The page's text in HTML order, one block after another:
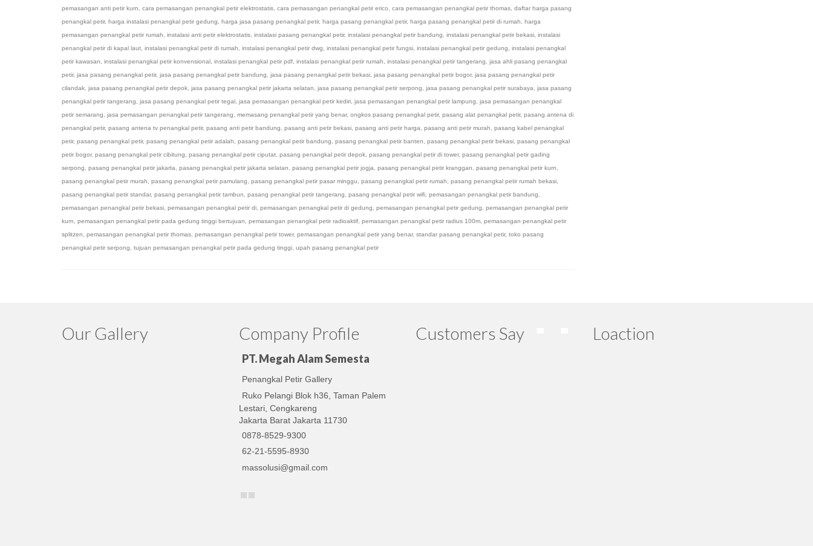
pemasangan anti petir kurn
cara pemasangan penangkal petir elektrostatis cara pemasangan penangkal petir erico cara pemasangan penangkal petir thomas daftar harga pasang
penangkal petir, harga instalasi penangkal petir gedung harga jasa pasang penangkal petir, harga pasang penangkal petir, harga pasang penangkal petir di rumah
harga
pemasangan penangkal petir rumah
instalasi anti petir elektrostatis instalasi pasang penangkal petir, instalasi penangkal petir bandung instalasi penangkal petir bekasi instalasi
penangkal petir di kapal laut instalasi penangkal petir di rumah instalasi penangkal petir dwg instalasi penangkal petir fungsi instalasi penangkal petir gedung
instalasi penangkal
petir kawasan
instalasi penangkal petir konvensional instalasi penangkal petir pdf instalasi penangkal petir rumah instalasi penangkal petir tangerang
jasa ahli pasang penangkal
petir, jasa pasang penangkal petir, jasa pasang penangkal petir bandung jasa pasang penangkal petir bekasi jasa pasang penangkal petir bogor, jasa pasang penangkal petir
cilandak jasa pasang penangkal petir depok jasa pasang penangkal petir jakarta selatan jasa pasang penangkal petir serpong jasa pasang penangkal petir surabaya
jasa pasang
penangkal petir tangerang
jasa pasang penangkal petir tegal jasa pemasangan penangkal petir kediri jasa pemasangan penangkal petir lampung
jasa pemasangan penangkal
petir semarang
jasa pemasangan penangkal petir tangerang memasang penangkal petir yang benar, ongkos pasang penangkal petir, pasang alat penangkal petir, pasang antena di
penangkal petir, pasang antena tv penangkal petir, pasang anti petir bandung pasang anti petir bekasi pasang anti petir harga pasang anti petir murah
pasang kabel penangkal
petir, pasang penangkal petir, pasang penangkal petir adalah pasang penangkal petir bandung pasang penangkal petir banten pasang penangkal petir bekasi pasang penangkal
petir bogor, pasang penangkal petir cibitung pasang penangkal petir ciputat pasang penangkal petir depok pasang penangkal petir di tower, pasang penangkal petir gading
serpong
pasang penangkal petir jakarta pasang penangkal petir jakarta selatan pasang penangkal petir jogja pasang penangkal petir kranggan pasang penangkal petir kurn
pasang penangkal petir murah
pasang penangkal petir pamulang pasang penangkal petir pasar minggu pasang penangkal petir rumah pasang penangkal petir rumah bekasi
pasang penangkal petir standar, pasang penangkal petir tambun pasang penangkal petir tangerang pasang penangkal petir wifi pemasangan penangkal petir bandung
pemasangan penangkal petir bekasi pemasangan penangkal petir di pemasangan penangkal petir di gedung pemasangan penangkal petir gedung
pemasangan penangkal petir
kurn
pemasangan penangkal petir pada gedung tinggi bertujuan pemasangan penangkal petir radioaktif pemasangan penangkal petir radius 100m pemasangan penangkal petir
splitzen
pemasangan penangkal petir thomas pemasangan penangkal petir tower, pemasangan penangkal petir yang benar, standar pasang penangkal petir, toko pasang
penangkal petir serpong
tujuan pemasangan penangkal petir pada gedung tinggi upah pasang penangkal petir
Our Gallery Company Profile
PT. Megah Alam Semesta
Penangkal Petir Gallery
Ruko Pelangi Blok h36, Taman Palem
Lestari, Cengkareng
Jakarta Barat Jakarta 11730
0878-8529-9300
62-21-5595-8930
massolusi@gmail.com
Customers Say Loaction